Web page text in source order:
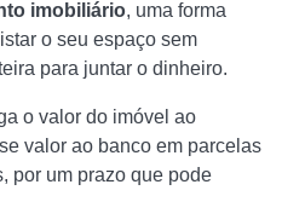
imobiliário, uma forma
o seu espaço sem
para juntar o dinheiro.
o valor do imóvel ao
valor ao banco em parcelas
por um prazo que pode